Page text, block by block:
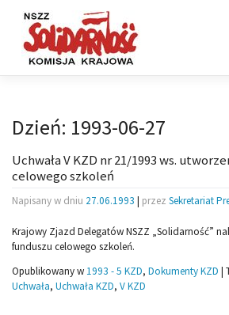
content
Dzień: 1993-06-27
Uchwała V KZD nr 21/1993 ws.
celowego szkoleń
Napisany w dniu 27.06.1993 | przez Sekretariat
Krajowy Zjazd Delegatów NSZZ „Solidarność”
funduszu celowego szkoleń.
Opublikowany w 1993 - 5 KZD, Dokumenty KZD |
Uchwała, Uchwała KZD, V KZD